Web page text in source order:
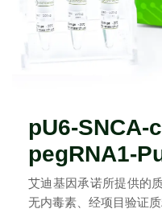
pU6-SNCA-
pegRNA1-
艾迪基因承诺所提供的
无内毒素、经项目验证